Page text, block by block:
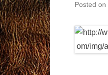
Posted on